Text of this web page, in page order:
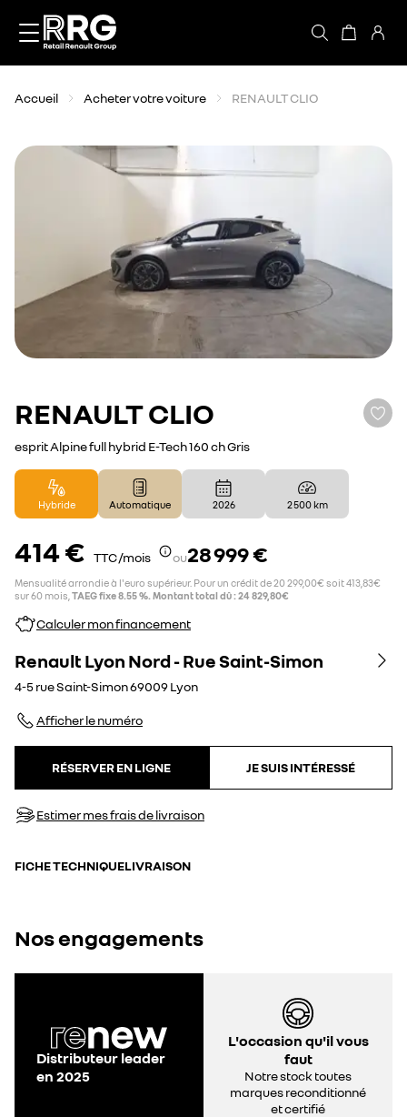
Accueil Acheter votre voiture RENAULT CLIO
RENAULTCLIO
esprit Alpine full hybrid E-Tech 160 ch Gris
Hybride Automatique 2026 2 500 km
414 € TTC /mois ou28 999 €
Mensualité arrondie à l'euro supérieur. Pour un crédit de 20 299,00€ soit 413,83€
sur 60 mois, TAEG fixe 8.55 %. Montant total dû : 24 829,80€
Calculer mon financement
Renault Lyon Nord - Rue Saint-Simon
4-5 rue Saint-Simon69009Lyon
Afficher le numéro
RÉSERVER EN LIGNE JE SUIS INTÉRESSÉ
Estimer mes frais de livraison
FICHE TECHNIQUELIVRAISON
Nos engagements
Distributeur leader
en 2025
L'occasion qu'il vous
faut
Notre stock toutes
marques reconditionné
et certifié